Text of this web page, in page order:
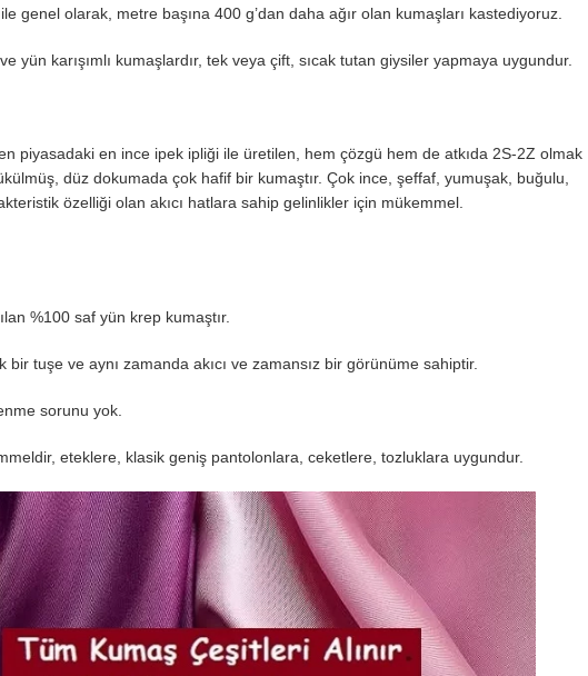
ile genel olarak, metre başına 400 g’dan daha ağır olan kumaşları kastediyoruz.
yün karışımlı kumaşlardır, tek veya çift, sıcak tutan giysiler yapmaya uygundur.
piyasadaki en ince ipek ipliği ile üretilen, hem çözgü hem de atkıda 2S-2Z olmak
düz dokumada çok hafif bir kumaştır. Çok ince, şeffaf, yumuşak, buğulu,
özelliği olan akıcı hatlara sahip gelinlikler için mükemmel.
%100 saf yün krep kumaştır.
bir tuşe ve aynı zamanda akıcı ve zamansız bir görünüme sahiptir.
sorunu yok.
eteklere, klasik geniş pantolonlara, ceketlere, tozluklara uygundur.